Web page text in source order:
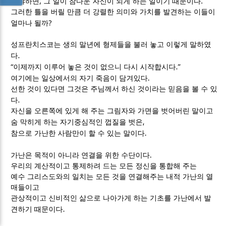
그러한 틀을 버릴 만큼 더 강렬한 의미와 가치를 발견하는 이들이
얼마나 될까?
성프란치스코는 생의 말년에 형제들을 불러 놓고 이렇게 말하였
다.
“이제까지 이루어 놓은 것이 없으니 다시 시작합시다.”
여기에는 일상에서의 자기 죽음이 담겨있다.
선한 것이 있다면 그것은 주님께서 하신 것이라는 믿음을 볼 수 있
다.
자신을 오른쪽에 있게 해 주는 그림자와 가면을 벗어버린 말이고
숨 막히게 하는 자기중심적인 껍질을 벗은,
참으로 가난한 사람만이 할 수 있는 말이다.
가난은 목적이 아니라 연결을 위한 수단이다.
우리의 계산적이고 통제하려 드는 모든 정신을 통합해 주는
예수 그리스도와의 일치는 모든 것을 연결해주는 내적 가난의 열
매들이고
관상적이고 신비적인 삶으로 나아가게 하는 기초를 가난에서 발
견하기 때문이다.